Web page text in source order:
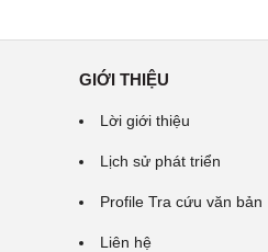
GIỚI THIỆU
Lời giới thiệu
Lịch sử phát triển
Profile Tra cứu văn bản
Liên hệ